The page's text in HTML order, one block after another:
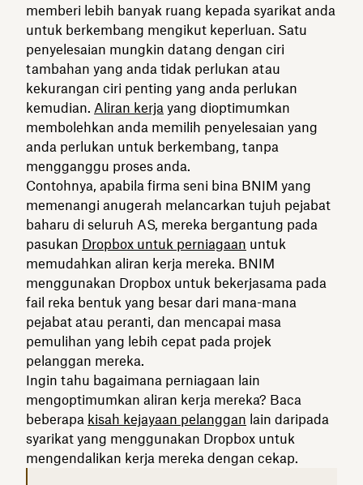
memberi lebih banyak ruang kepada syarikat anda
untuk berkembang mengikut keperluan. Satu
penyelesaian mungkin datang dengan ciri
tambahan yang anda tidak perlukan atau
kekurangan ciri penting yang anda perlukan
kemudian. Aliran kerja yang dioptimumkan
membolehkan anda memilih penyelesaian yang
anda perlukan untuk berkembang, tanpa
mengganggu proses anda.
Contohnya, apabila firma seni bina BNIM yang
memenangi anugerah melancarkan tujuh pejabat
baharu di seluruh AS, mereka bergantung pada
pasukan Dropbox untuk perniagaan untuk
memudahkan aliran kerja mereka. BNIM
menggunakan Dropbox untuk bekerjasama pada
fail reka bentuk yang besar dari mana-mana
pejabat atau peranti, dan mencapai masa
pemulihan yang lebih cepat pada projek
pelanggan mereka.
Ingin tahu bagaimana perniagaan lain
mengoptimumkan aliran kerja mereka? Baca
beberapa kisah kejayaan pelanggan lain daripada
syarikat yang menggunakan Dropbox untuk
mengendalikan kerja mereka dengan cekap.